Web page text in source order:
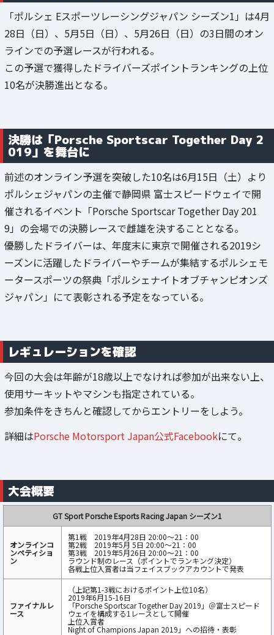
「ポルシェ Eスポーツレーシングジャパン シーズン1」は4月
28日（日）、5月5日（日）、5月26日（日）の3日間のオン
ラインでの予選レースが行われる。
この予選で獲得したドライバーズポイントランキングの上位
10名が決勝進出となる。
決勝は「Porsche Sportscar Together Day 2
019」を舞台に
前述のオンライン予選を突破した10名は6月15日（土）より
ポルシェジャパンの主催で静岡県 富士スピードウェイで開
催されるイベント「Porsche Sportscar Together Day 201
9」の会場での決勝レースで雌雄を決することとなる。
優勝したドライバーは、年度末に東京で開催される2019シ
ーズンに活躍したドライバーやチームが集結するポルシェモ
ータースポーツの祭典「ポルシェナイトオブチャンピオンズ
ジャパン」にて表彰される予定をなっている。
レギュレーションを確認
今回の大会は年齢が18歳以上でなければ参加が出来ない上、
使用サーキットやマシンも指定されている。
参加条件をきちんと確認してからエントリーをしよう。
詳細はPorsche Motorsport Japan公式Facebookにて。
大会概要
GT Sport Porsche Esports Racing Japan シーズン1
オンラインコ
ンペティショ
ン
第1戦 2019年4月28日 20:00～21：00
第2戦 2019年5月 5日 20:00～21：00
第3戦 2019年5月26日 20:00～21：00
ラウンド制のレース（ポイントでランキング決定）
各戦上位入賞者は当フェイスブックアカウントで発表
ファイナルレ
ース
（上記第1-3戦におけるポイント上位10名）
2019年6月15-16日
「Porsche Sportscar Together Day 2019」＠富士スピード
ウェイを構成する1レースとして開催
上位入賞者
Night of Champions Japan 2019」への招待・表彰